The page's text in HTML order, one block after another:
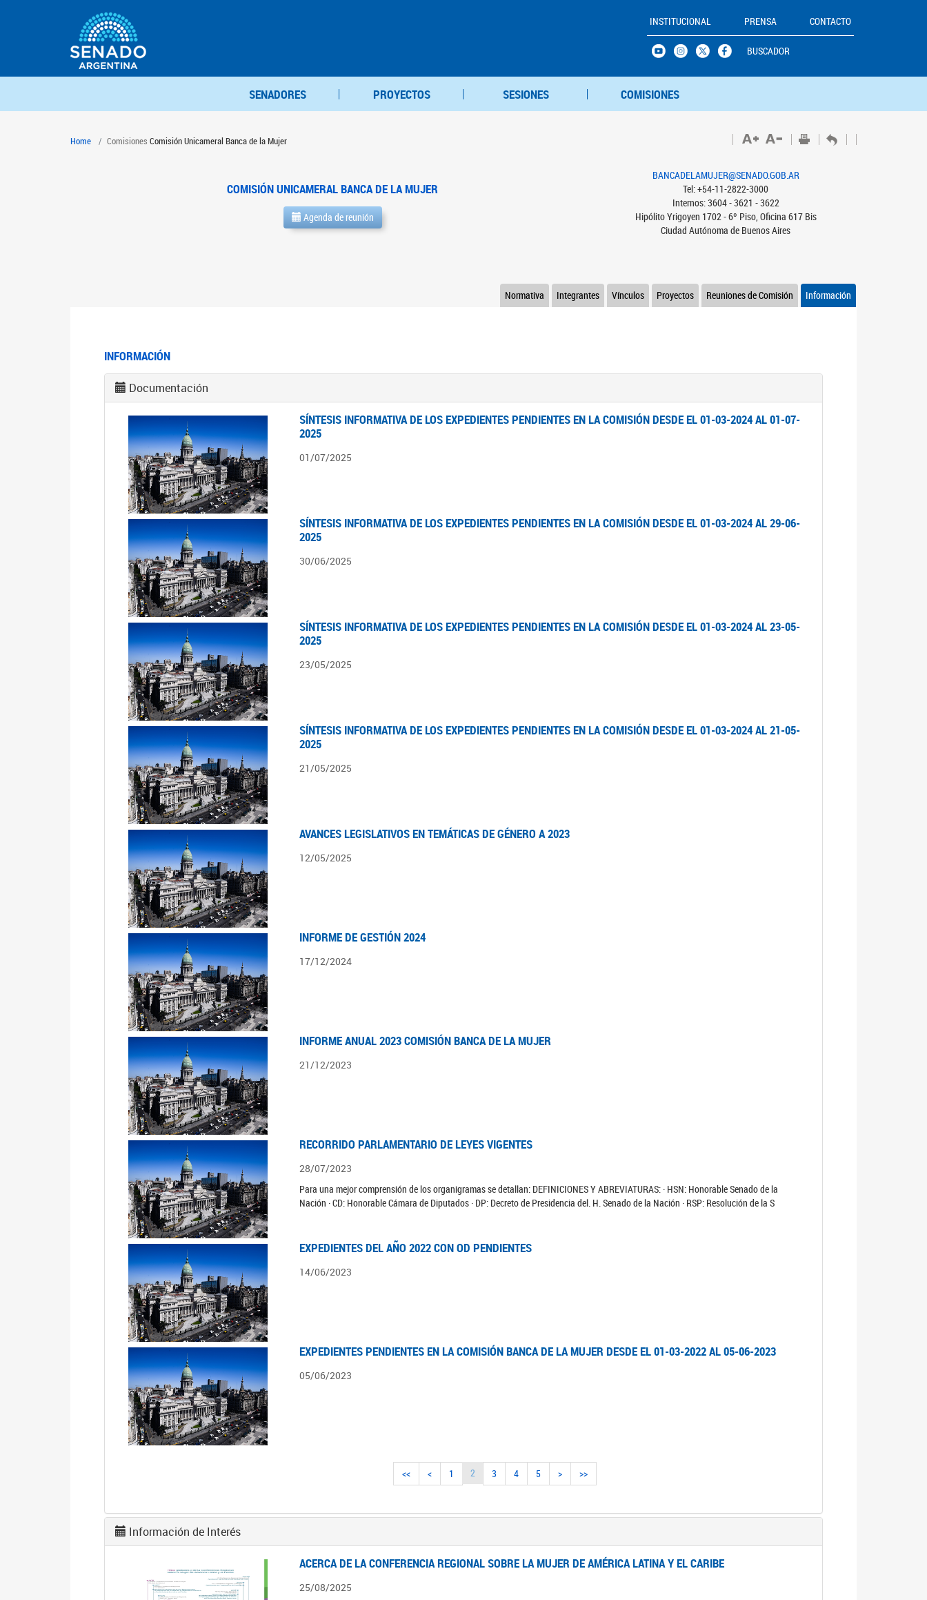
INSTITUCIONAL PRENSA CONTACTO
BUSCADOR
SENADORES PROYECTOS SESIONES COMISIONES
Home Comisiones Comisión Unicameral Banca de la Mujer
COMISIÓN UNICAMERAL BANCA DE LA MUJER
Agenda de reunión
BANCADELAMUJER@SENADO.GOB.AR
Tel: +54-11-2822-3000
Internos: 3604 - 3621 - 3622
Hipólito Yrigoyen 1702 - 6º Piso, Oficina 617 Bis
Ciudad Autónoma de Buenos Aires
Información
Reuniones de Comisión
Proyectos
Vínculos
Integrantes
Normativa
INFORMACIÓN
Documentación
SÍNTESIS INFORMATIVA DE LOS EXPEDIENTES PENDIENTES EN LA COMISIÓN DESDE EL 01-03-2024 AL 01-07-
2025
01/07/2025
SÍNTESIS INFORMATIVA DE LOS EXPEDIENTES PENDIENTES EN LA COMISIÓN DESDE EL 01-03-2024 AL 29-06-
2025
30/06/2025
SÍNTESIS INFORMATIVA DE LOS EXPEDIENTES PENDIENTES EN LA COMISIÓN DESDE EL 01-03-2024 AL 23-05-
2025
23/05/2025
SÍNTESIS INFORMATIVA DE LOS EXPEDIENTES PENDIENTES EN LA COMISIÓN DESDE EL 01-03-2024 AL 21-05-
2025
21/05/2025
AVANCES LEGISLATIVOS EN TEMÁTICAS DE GÉNERO A 2023
12/05/2025
INFORME DE GESTIÓN 2024
17/12/2024
INFORME ANUAL 2023 COMISIÓN BANCA DE LA MUJER
21/12/2023
RECORRIDO PARLAMENTARIO DE LEYES VIGENTES
28/07/2023
Para una mejor comprensión de los organigramas se detallan: DEFINICIONES Y ABREVIATURAS: · HSN: Honorable Senado de la
Nación · CD: Honorable Cámara de Diputados · DP: Decreto de Presidencia del. H. Senado de la Nación · RSP: Resolución de la S
EXPEDIENTES DEL AÑO 2022 CON OD PENDIENTES
14/06/2023
EXPEDIENTES PENDIENTES EN LA COMISIÓN BANCA DE LA MUJER DESDE EL 01-03-2022 AL 05-06-2023
05/06/2023
<< < 1 2 3 4 5 > >>
Información de Interés
ACERCA DE LA CONFERENCIA REGIONAL SOBRE LA MUJER DE AMÉRICA LATINA Y EL CARIBE
25/08/2025